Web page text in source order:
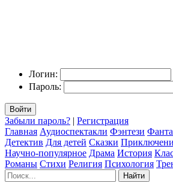
Логин:
Пароль:
Войти
Забыли пароль? | Регистрация
Главная Аудиоспектакли Фэнтези
Детектив Для детей Сказки
Научно-популярное Драма История
Романы Стихи Религия Психология
Найти